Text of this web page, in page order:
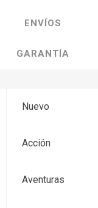
ENVÍOS
GARANTÍA
Nuevo
Acción
Aventuras